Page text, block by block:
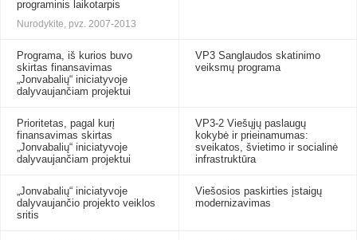
programinis laikotarpis
Nurodykite, pvz. 2007-2013
Programa, iš kurios buvo
skirtas finansavimas
„Jonvabalių“ iniciatyvoje
dalyvaujančiam projektui
VP3 Sanglaudos skatinimo
veiksmų programa
Prioritetas, pagal kurį
finansavimas skirtas
„Jonvabalių“ iniciatyvoje
dalyvaujančiam projektui
VP3-2 Viešųjų paslaugų
kokybė ir prieinamumas:
sveikatos, švietimo ir socialinė
infrastruktūra
„Jonvabalių“ iniciatyvoje
dalyvaujančio projekto veiklos
sritis
Viešosios paskirties įstaigų
modernizavimas